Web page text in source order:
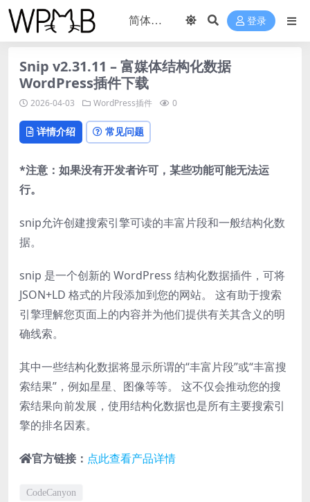
登录
Snip v2.31.11 – 富媒体结构化数据
WordPress插件下载
2026-04-03 WordPress插件 0
详情介绍 常见问题
*注意：如果没有开发者许可，某些功能可能无法运
行。
snip允许创建搜索引擎可读的丰富片段和一般结构化数
据。
snip 是一个创新的 WordPress 结构化数据插件，可将
JSON+LD 格式的片段添加到您的网站。 这有助于搜索
引擎理解您页面上的内容并为他们提供有关其含义的明
确线索。
其中一些结构化数据将显示所谓的“丰富片段”或“丰富搜
索结果”，例如星星、图像等等。 这不仅会推动您的搜
索结果向前发展，使用结构化数据也是所有主要搜索引
擎的排名因素。
官方链接： 点此查看产品详情
CodeCanyon